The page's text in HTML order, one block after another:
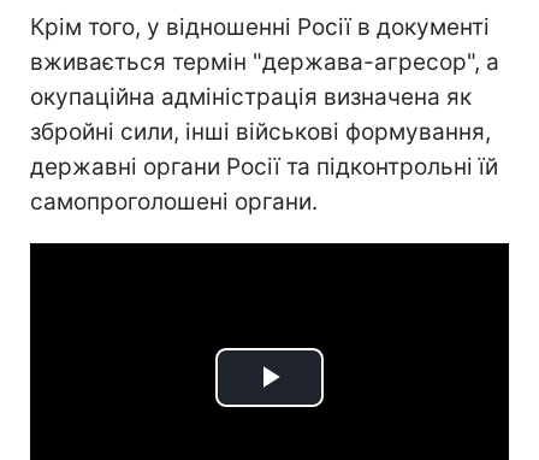
Крім того, у відношенні Росії в документі
вживається термін "держава-агресор", а
окупаційна адміністрація визначена як
збройні сили, інші військові формування,
державні органи Росії та підконтрольні їй
самопроголошені органи.
Play